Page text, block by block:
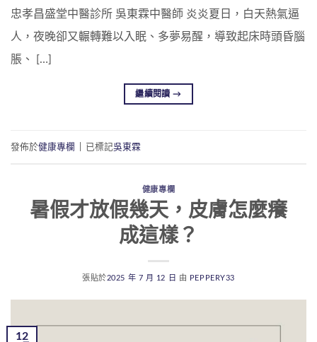
忠孝昌盛堂中醫診所 吳東霖中醫師 炎炎夏日，白天熱氣逼
人，夜晚卻又輾轉難以入眠、多夢易醒，導致起床時頭昏腦
脹、 […]
繼續閱讀→
發佈於健康專欄 已標記吳東霖
健康專欄
暑假才放假幾天，皮膚怎麼癢
成這樣？
張貼於2025 年 7 月 12 日 由 PEPPERY33
12